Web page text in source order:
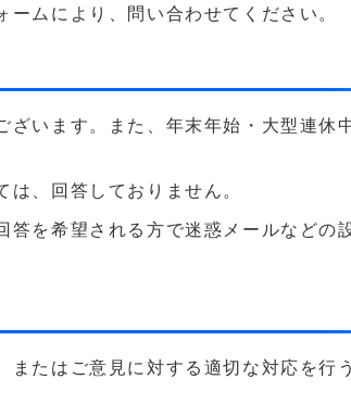
ムにより、問い合わせてください。
います。また、年末年始・大型連
、回答しておりません。
答を希望される方で迷惑メールなど
たはご意見に対する適切な対応を